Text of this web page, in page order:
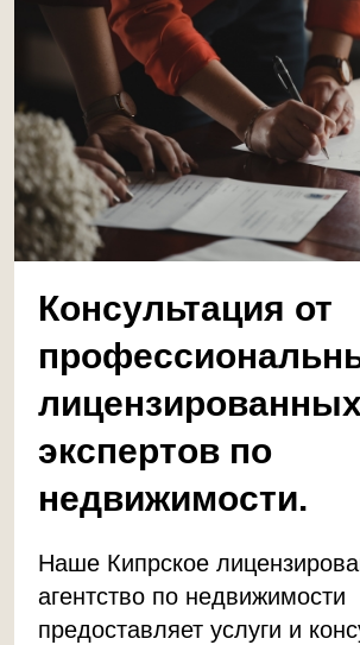
Консультация от
лицензированных
экспертов по
недвижимости.
Наше Кипрское
агентство по недвижимости
предоставляет услуги и